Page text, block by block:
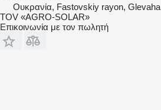
Ουκρανία, Fastovskiy rayon, Glevaha
TOV «AGRO-SOLAR»
Επικοινωνία με τον πωλητή